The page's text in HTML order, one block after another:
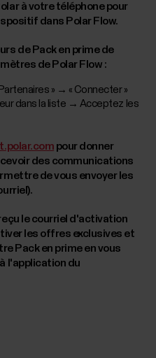
à votre téléphone pour
dans Polar Flow.
de Pack en prime de
de Polar Flow :
» → « Connecter »
dans la liste → Acceptez les
pour donner
des communications
de vous envoyer les
le courriel d'activation
les offres exclusives et
Pack en prime en vous
l'application du